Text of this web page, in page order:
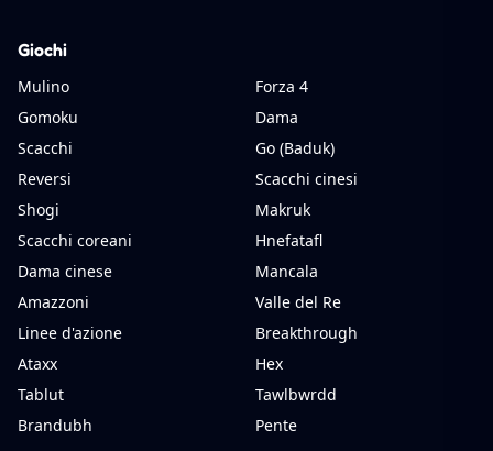
Giochi
Mulino
Forza 4
Gomoku
Dama
Scacchi
Go (Baduk)
Reversi
Scacchi cinesi
Shogi
Makruk
Scacchi coreani
Hnefatafl
Dama cinese
Mancala
Amazzoni
Valle del Re
Linee d'azione
Breakthrough
Ataxx
Hex
Tablut
Tawlbwrdd
Brandubh
Pente